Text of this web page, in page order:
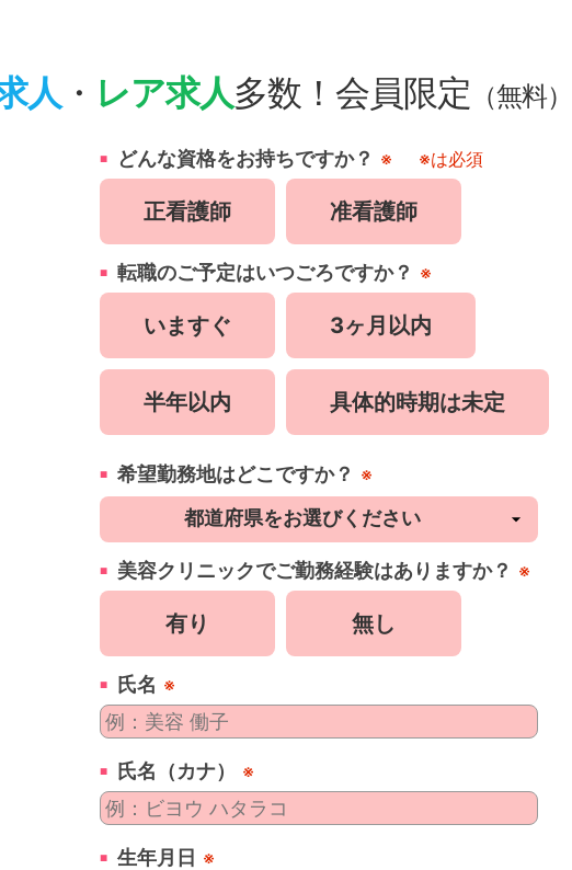
人 ・ レア求人多数！会員限定 （無料）
どんな資格をお持ちですか？ ※ ※は必須
正看護師 准看護師
転職のご予定はいつごろですか？ ※
いますぐ 3ヶ月以内
半年以内 具体的時期は未定
希望勤務地はどこですか？ ※
美容クリニックでご勤務経験はありますか？ ※
有り 無し
氏名 ※
氏名（カナ） ※
生年月日 ※